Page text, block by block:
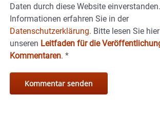
Daten durch diese Website
Informationen erfahren Sie in der
Datenschutzerklärung. Bitte lesen Sie
unseren Leitfaden für die
Kommentaren. *